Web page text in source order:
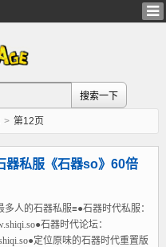
> 第12页
器私服《石器so》60倍
多人的石器私服≡●石器时代私服：
石器时代论坛：
定位原味的石器时代重置版